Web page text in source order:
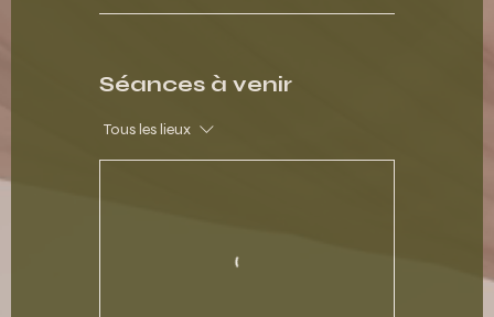
Séances à venir
Tous les lieux